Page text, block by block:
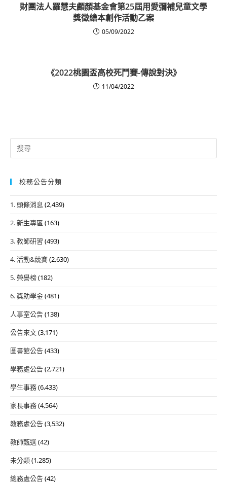
財團法人羅慧夫顱顏基金會第25屆用愛彌補兒童文學
獎徵繪本創作活動乙案
05/09/2022
《2022桃園盃高校死鬥賽-傳說對決》
11/04/2022
Search
for:
校務公告分類
1. 頭條消息 (2,439)
2. 新生專區 (163)
3. 教師研習 (493)
4. 活動&競賽(2,630)
5. 榮譽榜(182)
6. 獎助學金(481)
人事室公告(138)
公告來文(3,171)
圖書館公告(433)
學務處公告(2,721)
學生事務(6,433)
家長事務(4,564)
教務處公告(3,532)
教師甄選(42)
未分類(1,285)
總務處公告(42)